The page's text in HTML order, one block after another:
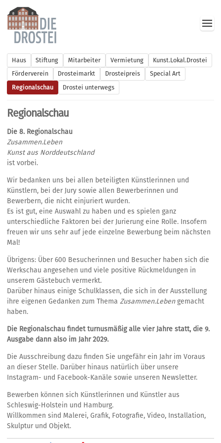
Regionalschau
Die 8. Regionalschau
Zusammen.Leben
Kunst aus Norddeutschland
ist vorbei.
Wir bedanken uns bei allen beteiligten Künstlerinnen und
Künstlern, bei der Jury sowie allen Bewerberinnen und
Bewerbern, die nicht einjuriert wurden.
Es ist gut, eine Auswahl zu haben und es spielen ganz
unterschiedliche Faktoren bei der Jurierung eine Rolle. Insofern
freuen wir uns sehr auf jede einzelne Bewerbung beim nächsten
Mal!
Übrigens: Über 600 Besucherinnen und Besucher haben sich die
Werkschau angesehen und viele positive Rückmeldungen in
unserem Gästebuch vermerkt.
Darüber hinaus einige Schulklassen, die sich in der Ausstellung
ihre eigenen Gedanken zum Thema Zusammen.Lebengemacht
haben.
Die Regionalschau findet turnusmäßig alle vier Jahre statt, die 9.
Ausgabe dann also im Jahr 2029.
Die Ausschreibung dazu finden Sie ungefähr ein Jahr im Voraus
an dieser Stelle. Darüber hinaus natürlich über unsere
Instagram- und Facebook-Kanäle sowie unseren Newsletter.
Bewerben können sich Künstlerinnen und Künstler aus
Schleswig-Holstein und Hamburg.
Willkommen sind Malerei, Grafik, Fotografie, Video, Installation,
Skulptur und Objekt.
Haus Stiftung Mitarbeiter Vermietung
Kunst.Lokal.Drostei
Förderverein
Drosteimarkt Drosteipreis
Special Art
Regionalschau
Drostei unterwegs